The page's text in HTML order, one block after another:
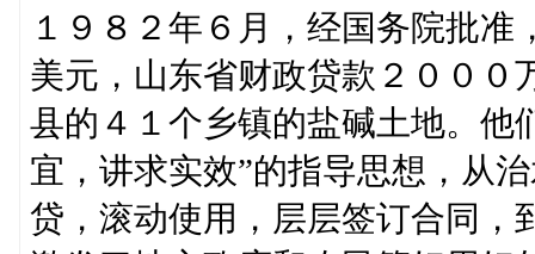
１９８２年６月，经国务院批
美元，山东省财政贷款２０００
县的４１个乡镇的盐碱土地。他
宜，讲求实效”的指导思想，从
贷，滚动使用，层层签订合同，